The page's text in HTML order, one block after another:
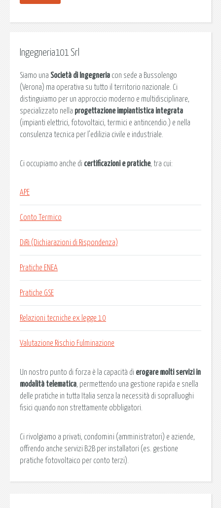
Ingegneria101 Srl
Siamo una Società di Ingegneria con sede a Bussolengo
(Verona) ma operativa su tutto il territorio nazionale. Ci
distinguiamo per un approccio moderno e multidisciplinare,
specializzato nella progettazione impiantistica integrata
(impianti elettrici, fotovoltaici, termici e antincendio.) e nella
consulenza tecnica per l’edilizia civile e industriale.
Ci occupiamo anche di certificazioni e pratiche, tra cui:
APE
Conto Termico
DiRi (Dichiarazioni di Rispondenza)
Pratiche ENEA
Pratiche GSE
Relazioni tecniche ex legge 10
Valutazione Rischio Fulminazione
Un nostro punto di forza è la capacità di erogare molti servizi in
modalità telematica, permettendo una gestione rapida e snella
delle pratiche in tutta Italia senza la necessità di sopralluoghi
fisici quando non strettamente obbligatori.
Ci rivolgiamo a privati, condomini (amministratori) e aziende,
offrendo anche servizi B2B per installatori (es. gestione
pratiche fotovoltaico per conto terzi).